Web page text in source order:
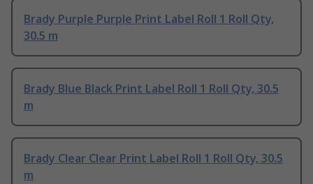
Brady Purple Purple Print Label Roll 1 Roll Qty,
30.5 m
Brady Blue Black Print Label Roll 1 Roll Qty, 30.5
m
Brady Clear Clear Print Label Roll 1 Roll Qty, 30.5
m